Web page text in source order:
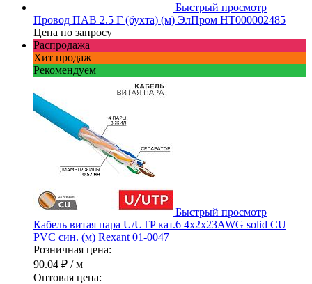
Быстрый просмотр
Провод ПАВ 2.5 Г (бухта) (м) ЭлПром НТ000002485
Цена по запросу
Распродажа
Хит продаж
Рекомендуем
Быстрый просмотр
Кабель витая пара U/UTP кат.6 4х2х23AWG solid CU
PVC син. (м) Rexant 01-0047
Розничная цена:
90.04 ₽ / м
Оптовая цена: